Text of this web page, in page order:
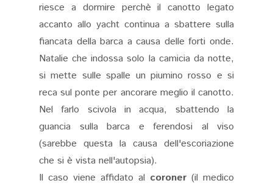
riesce a dormire perchè ilcanotto legato
accanto allo yacht continua a sbattere sulla
fiancata della barca a causa delle forti onde.
Natalie che indossa solo la camicia da notte,
si mette sulle spalle un piumino rosso e si
reca sul ponte per ancorare meglio il canotto.
Nel farlo scivola in acqua, sbattendo la
guancia sulla barca e ferendosi al viso
(sarebbe questa la causa dell'escoriazione
che si è vista nell'autopsia).
Il caso viene affidato al coroner (il medico